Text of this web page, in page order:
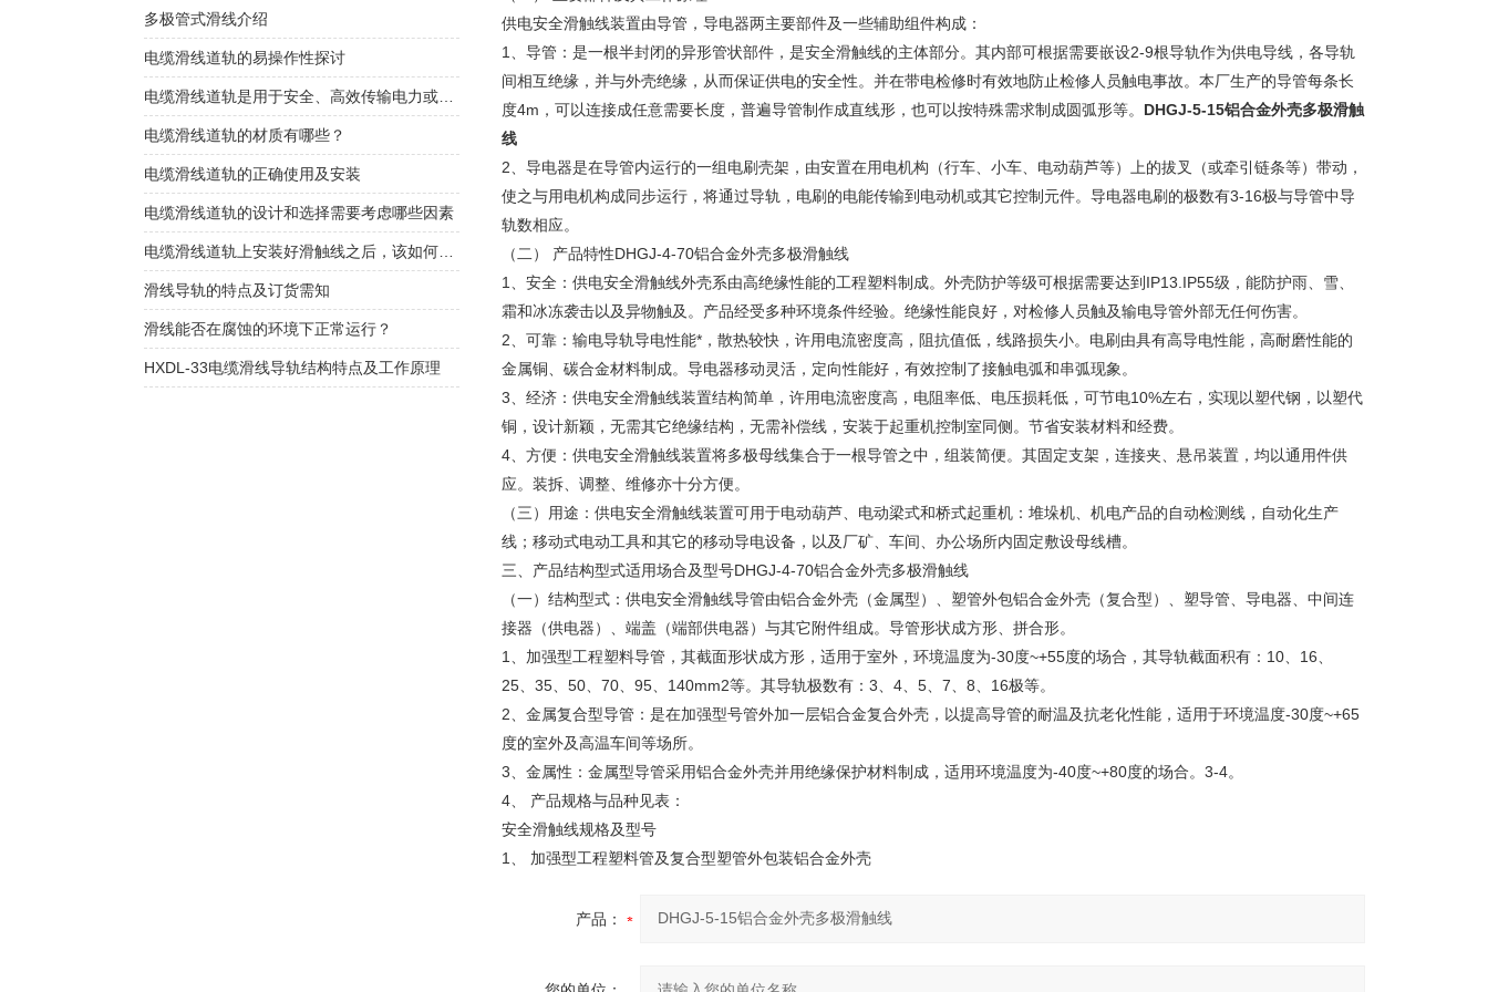
供电安全滑触线装置由导管，导电器两主要部件及一些辅助组件构成：
1、导管：是一根半封闭的异形管状部件，是安全滑触线的主体部分。其内部可根据需要嵌设2-9根导轨作为供电导线，各导轨
间相互绝缘，并与外壳绝缘，从而保证供电的安全性。并在带电检修时有效地防止检修人员触电事故。本厂生产的导管每条长
度4m，可以连接成任意需要长度，普遍导管制作成直线形，也可以按特殊需求制成圆弧形等。 DHGJ-5-15铝合金外壳多极滑触
线
2、导电器是在导管内运行的一组电刷壳架，由安置在用电机构（行车、小车、电动葫芦等）上的拔叉（或牵引链条等）带动，
使之与用电机构成同步运行，将通过导轨，电刷的电能传输到电动机或其它控制元件。导电器电刷的极数有3-16极与导管中导
轨数相应。
（二） 产品特性DHGJ-4-70铝合金外壳多极滑触线
1、安全：供电安全滑触线外壳系由高绝缘性能的工程塑料制成。外壳防护等级可根据需要达到IP13.IP55级，能防护雨、雪、
霜和冰冻袭击以及异物触及。产品经受多种环境条件经验。绝缘性能良好，对检修人员触及输电导管外部无任何伤害。
2、可靠：输电导轨导电性能*，散热较快，许用电流密度高，阻抗值低，线路损失小。电刷由具有高导电性能，高耐磨性能的
金属铜、碳合金材料制成。导电器移动灵活，定向性能好，有效控制了接触电弧和串弧现象。
3、经济：供电安全滑触线装置结构简单，许用电流密度高，电阻率低、电压损耗低，可节电10%左右，实现以塑代钢，以塑代
铜，设计新颖，无需其它绝缘结构，无需补偿线，安装于起重机控制室同侧。节省安装材料和经费。
4、方便：供电安全滑触线装置将多极母线集合于一根导管之中，组装简便。其固定支架，连接夹、悬吊装置，均以通用件供
应。装拆、调整、维修亦十分方便。
（三）用途：供电安全滑触线装置可用于电动葫芦、电动梁式和桥式起重机：堆垛机、机电产品的自动检测线，自动化生产
线；移动式电动工具和其它的移动导电设备，以及厂矿、车间、办公场所内固定敷设母线槽。
三、产品结构型式适用场合及型号DHGJ-4-70铝合金外壳多极滑触线
（一）结构型式：供电安全滑触线导管由铝合金外壳（金属型）、塑管外包铝合金外壳（复合型）、塑导管、导电器、中间连
接器（供电器）、端盖（端部供电器）与其它附件组成。导管形状成方形、拼合形。
1、加强型工程塑料导管，其截面形状成方形，适用于室外，环境温度为-30度~+55度的场合，其导轨截面积有：10、16、
25、35、50、70、95、140mm2等。其导轨极数有：3、4、5、7、8、16极等。
2、金属复合型导管：是在加强型号管外加一层铝合金复合外壳，以提高导管的耐温及抗老化性能，适用于环境温度-30度~+65
度的室外及高温车间等场所。
3、金属性：金属型导管采用铝合金外壳并用绝缘保护材料制成，适用环境温度为-40度~+80度的场合。3-4。
4、 产品规格与品种见表：
安全滑触线规格及型号
1、 加强型工程塑料管及复合型塑管外包装铝合金外壳
产品：
​多极管式滑线介绍
电缆滑线道轨的易操作性探讨
电缆滑线道轨是用于安全、高效传输电力或控制信号的装置
电缆滑线道轨的材质有哪些？
电缆滑线道轨的正确使用及安装
电缆滑线道轨的设计和选择需要考虑哪些因素
电缆滑线道轨上安装好滑触线之后，该如何检查是否安装的规范呢
滑线导轨的特点及订货需知
滑线能否在腐蚀的环境下正常运行？
HXDL-33电缆滑线导轨结构特点及工作原理